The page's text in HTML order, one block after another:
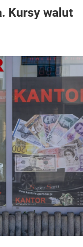
Kursy walut